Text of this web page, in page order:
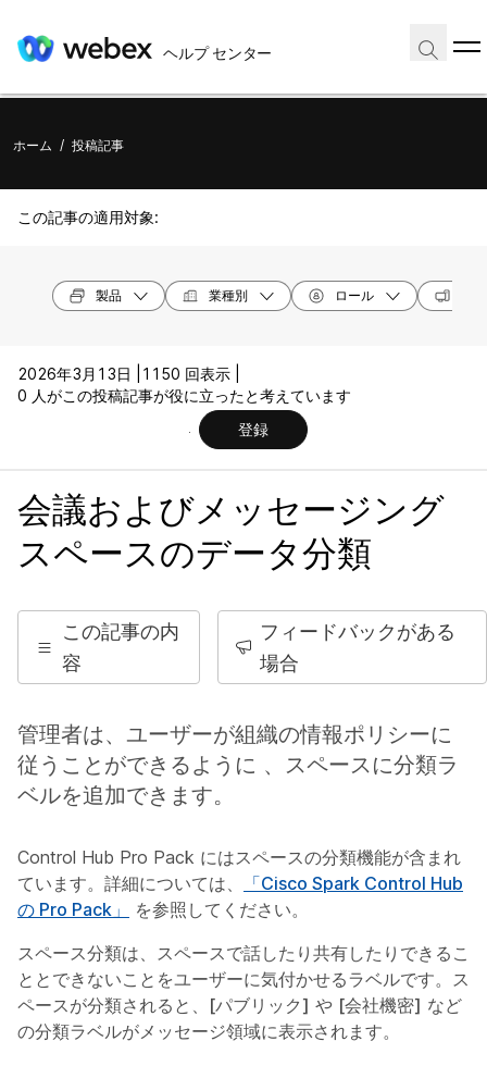
ヘルプ センター
ホーム / 投稿記事
この記事の適用対象:
製品 業種別 ロール
2026年3月13日 |
1150 回表示 |
0 人がこの投稿記事が役に立ったと考えています
登録
会議およびメッセージング
スペースのデータ分類
この記事の内
容
フィードバックがある
場合
管理者は、ユーザーが組織の情報ポリシーに
従うことができるように 、スペースに分類ラ
ベルを追加できます。
Control Hub Pro Pack にはスペースの分類機能が含まれ
ています。詳細については、
「Cisco Spark Control Hub
の Pro Pack」
を参照してください。
スペース分類は、スペースで話したり共有したりできるこ
ととできないことをユーザーに気付かせるラベルです。ス
ペースが分類されると、 [パブリック] や [会社機密] など
の分類ラベルがメッセージ領域に表示されます。